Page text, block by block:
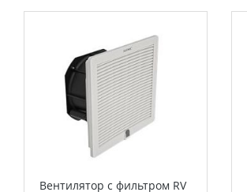
Вентилятор с фильтром RV